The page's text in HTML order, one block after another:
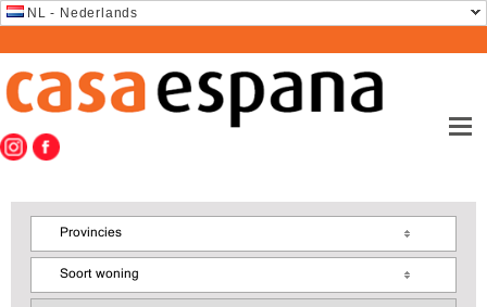
NL - Nederlands
Provincies
Soort woning